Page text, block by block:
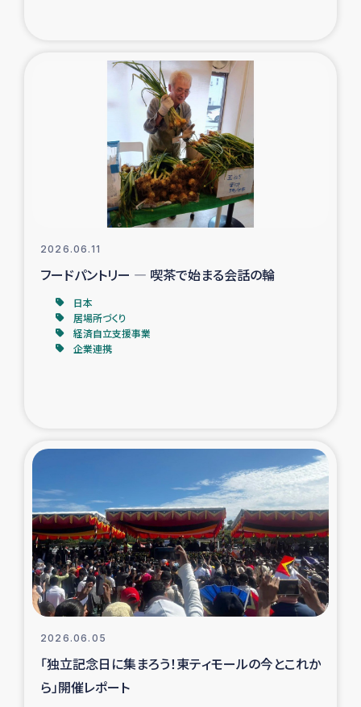
デニヤヤ小規模紅茶農家支援
コーヒー生産者支援
アイナロ県マウベシ郡でのコーヒー畑改善事業
ベイルート大規模爆発被災者支援
2026.06.11
フードパントリー ― 喫茶で始まる会話の輪
日本
居場所づくり
経済自立支援事業
企業連携
2026.06.05
「独立記念日に集まろう！東ティモールの今とこれか
ら」開催レポート